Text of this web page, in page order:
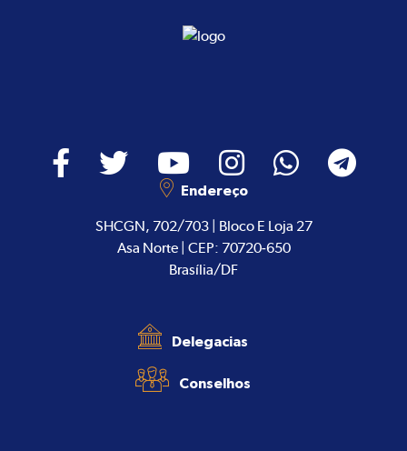
Endereço
SHCGN, 702/703 | Bloco E Loja 27
Asa Norte | CEP: 70720-650
Brasília/DF
Delegacias
Conselhos